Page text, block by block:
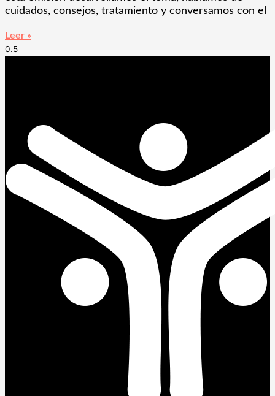
cuidados, consejos, tratamiento y conversamos con el
Leer »